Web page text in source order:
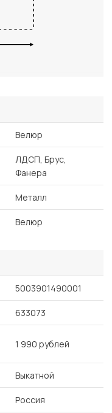
Велюр
ЛДСП, Брус,
Фанера
Металл
Велюр
5003901490001
633073
1 990 рублей
Выкатной
Россия